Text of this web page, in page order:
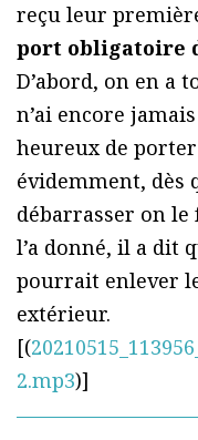
reçu leur
port obligatoire
D’abord, on en a
n’ai encore
heureux de
évidemment, dès
débarrasser on le
l’a donné, il a dit
pourrait enlever
extérieur.
[(
2.mp3)]